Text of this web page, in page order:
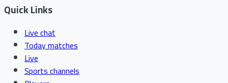
Quick Links
Live chat
Today matches
Live
Sports channels